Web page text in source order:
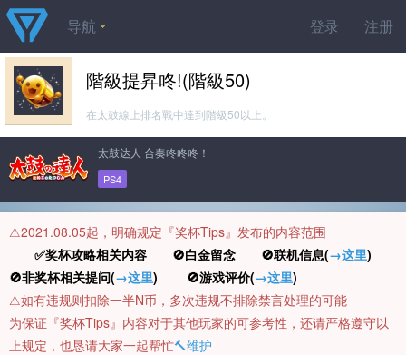
登录 注册
导航
階級提昇咚!(階級50)
在太鼓線上排名戰中達到階級50以上。
太鼓达人 合奏咚咚咚！
PS4
⚠️2021.08.05起，明确规定『奖杯Tips』发布的内容范围
✅奖杯攻略相关内容 🚫白金留念 🚫联机信息(→这里)
🚫非奖杯相关提问(→这里) 🚫游戏评价(→这里)
⚠️如有违规则扣除一半N币，多次违规不排除禁言处理的可能
为保证『奖杯Tips』内容对于其他玩家的可参考性，还请严格遵守以
上规定，也恳请大家一起帮忙🔨维护